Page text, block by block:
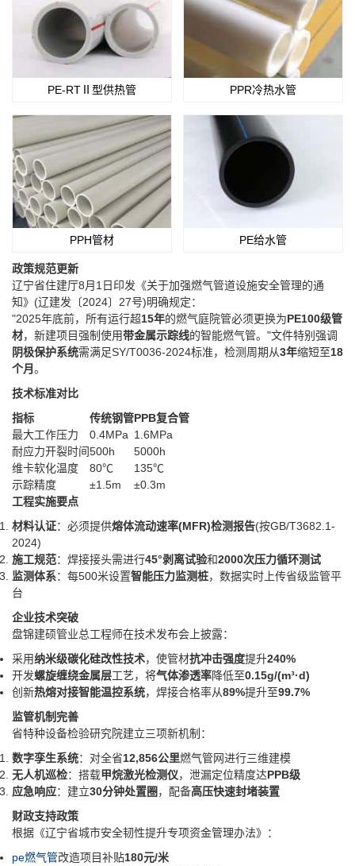
PE-RTⅡ型供热管 PPR冷热水管
PPH管材 PE给水管
政策规范更新
辽宁省住建厅8月1日印发《关于加强燃气管道设施安全管理的通
知》(辽建发〔2024〕27号)明确规定：
"2025年底前，所有运行超‌15年‌的燃气庭院管必须更换为‌PE100级管
材‌，新建项目强制使用‌带金属示踪线‌的智能燃气管。"文件特别强调‌
阴极保护系统‌需满足SY/T0036-2024标准，检测周期从‌3年‌缩短至‌18
个月‌。
技术标准对比
指标
传统钢管PPB复合管
最大工作压力
0.4MPa 1.6MPa
耐应力开裂时间500h
5000h
维卡软化温度
80℃
135℃
示踪精度
±1.5m
±0.3m
工程实施要点
材料认证‌：必须提供‌熔体流动速率(MFR)检测报告‌(按GB/T3682.1-
2024)
施工规范‌：焊接接头需进行‌45°剥离试验‌和‌2000次压力循环测试
监测体系‌：每500米设置‌智能压力监测桩‌，数据实时上传省级监管平
台
企业技术突破
盘锦建硕管业总工程师在技术发布会上披露：
采用‌纳米级碳化硅改性技术‌，使管材‌抗冲击强度‌提升‌240%
开发‌螺旋缠绕金属层‌工艺，将‌气体渗透率‌降低至‌0.15g/(m³·d)
创新‌热熔对接智能温控系统‌，焊接合格率从‌89%‌提升至‌99.7%
监管机制完善
省特种设备检验研究院建立三项新机制：
数字孪生系统‌：对全省‌12,856公里‌燃气管网进行三维建模
无人机巡检‌：搭载‌甲烷激光检测仪‌，泄漏定位精度达‌PPB级
应急响应‌：建立‌30分钟处置圈 ‌，配备‌高压快速封堵装置
财政支持政策
根据《辽宁省城市安全韧性提升专项资金管理办法》：
pe燃气管改造项目补贴‌180元/米